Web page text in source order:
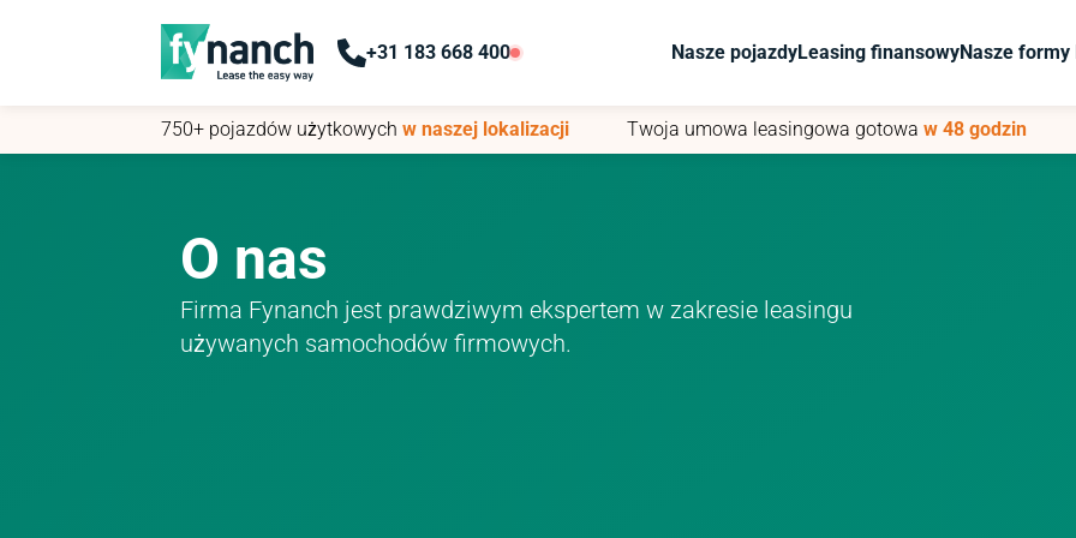
+31 183 668 400 Nasze pojazdyLeasing finansowyNasze formy
750+ pojazdów użytkowychw naszej lokalizacji Twoja umowa leasingowa gotowaw 48 godzin
+31 183 668 400 Nasze pojazdyLeasing finansowyNasze formy
750+ pojazdów użytkowychw naszej lokalizacji Twoja umowa leasingowa gotowaw 48 godzin
O nas
Firma Fynanch jest prawdziwym ekspertem w zakresie leasingu
używanych samochodów firmowych.